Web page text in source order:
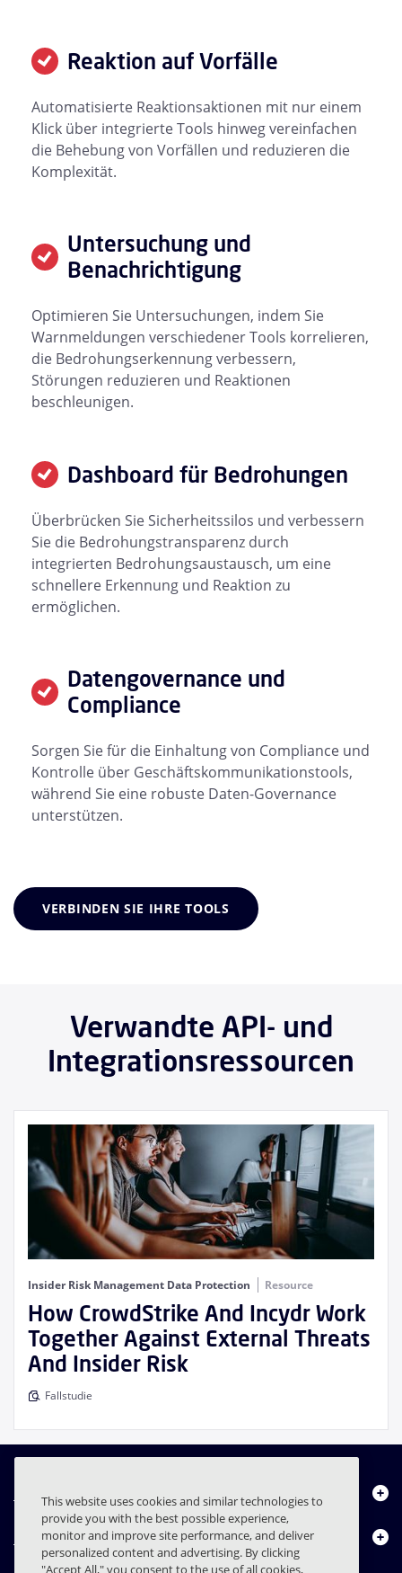
Reaktion auf Vorfälle
Automatisierte Reaktionsaktionen mit nur einem
Klick über integrierte Tools hinweg vereinfachen
die Behebung von Vorfällen und reduzieren die
Komplexität.
Untersuchung und
Benachrichtigung
Optimieren Sie Untersuchungen, indem Sie
Warnmeldungen verschiedener Tools korrelieren,
die Bedrohungserkennung verbessern,
Störungen reduzieren und Reaktionen
beschleunigen.
Dashboard für Bedrohungen
Überbrücken Sie Sicherheitssilos und verbessern
Sie die Bedrohungstransparenz durch
integrierten Bedrohungsaustausch, um eine
schnellere Erkennung und Reaktion zu
ermöglichen.
Datengovernance und
Compliance
Sorgen Sie für die Einhaltung von Compliance und
Kontrolle über Geschäftskommunikationstools,
während Sie eine robuste Daten-Governance
unterstützen.
VERBINDEN SIE IHRE TOOLS
Verwandte API- und
Integrationsressourcen
Insider Risk Management Data Protection Resource
How CrowdStrike And Incydr Work
Together Against External Threats
And Insider Risk
Fallstudie
Über uns
Produkte
This website uses cookies and similar technologies to
provide you with the best possible experience,
monitor and improve site performance, and deliver
personalized content and advertising. By clicking
"Accept All," you consent to the use of all cookies,